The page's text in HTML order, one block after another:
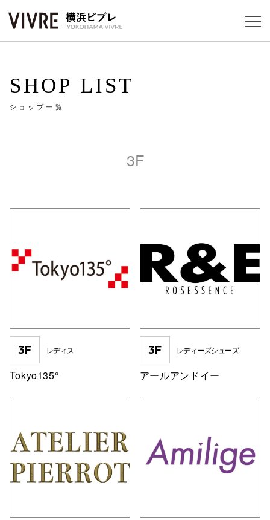
SHOP LIST
ショップ一覧
3F
3F レディス
Tokyo135°
3F レディーズシューズ
アールアンドイー
アクセ
スタッ
公式SNS
プライバシ
利用規約